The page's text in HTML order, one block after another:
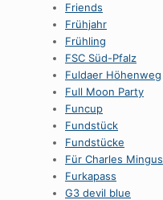
Friends
Frühjahr
Frühling
FSC Süd-Pfalz
Fuldaer Höhenweg
Full Moon Party
Funcup
Fundstück
Fundstücke
Für Charles Mingus
Furkapass
G3 devil blue